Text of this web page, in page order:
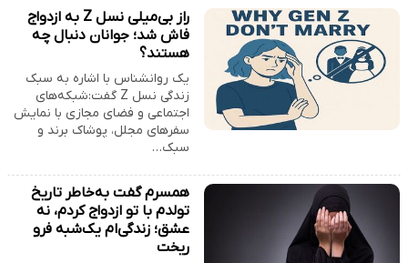
راز بی‌میلی نسل Z به ازدواج
فاش شد؛ جوانان دنبال چه
هستند؟
یک روانشناس با اشاره به سبک
زندگی نسل Z گفت:شبکه‌های
اجتماعی و فضای مجازی با نمایش
سفر‌های مجلل، پوشاک برند و
سبک…
همسرم گفت به‌خاطر تاریخ
تولدم با تو ازدواج کردم، نه
عشق؛ زندگی‌ام یک‌شبه فرو
ریخت